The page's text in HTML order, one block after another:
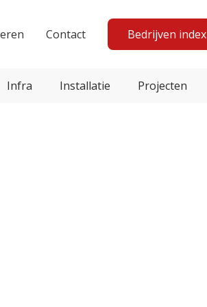
Contact Bedrijven index
Infra Installatie Projecten